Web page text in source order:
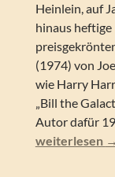
Heinlein, auf
hinaus
(1974) von
wie Harry
„Bill the
Autor dafür
Robert A.
weiterlesen →